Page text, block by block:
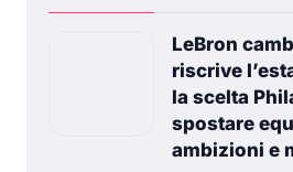
LeBron
riscrive
la scelta
spostare
ambizioni e